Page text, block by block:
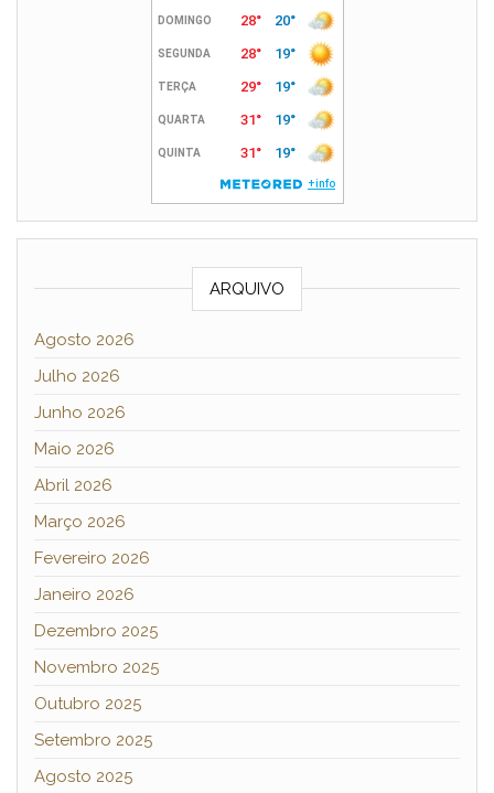
ARQUIVO
Agosto 2026
Julho 2026
Junho 2026
Maio 2026
Abril 2026
Março 2026
Fevereiro 2026
Janeiro 2026
Dezembro 2025
Novembro 2025
Outubro 2025
Setembro 2025
Agosto 2025